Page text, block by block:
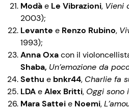
Modàe Le Vibrazioni, Vieni
2003);
Levante e Renzo Rubino,
1993);
Anna Oxacon il
Shaba, Un’emozione da
Sethu e bnkr44, Charlie fa
LDAeAlex Britti, Oggi sono
Mara Satteie Noemi,